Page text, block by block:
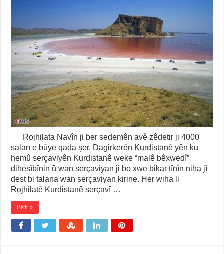
Rojhilata Navîn ji ber sedemên avê zêdetir ji 4000
salan e bûye qada şer. Dagirkerên Kurdistanê yên ku
hemû serçaviyên Kurdistanê weke “malê bêxwedî”
dihesîbînin û wan serçaviyan ji bo xwe bikar tînîn niha jî
dest bi talana wan serçaviyan kirine. Her wiha li
Rojhilatê Kurdistanê serçavî …
Bêtir »